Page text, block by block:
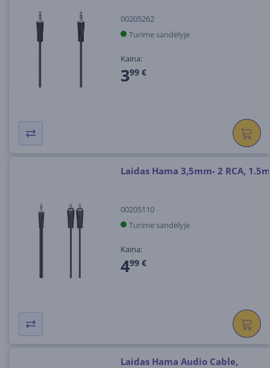
00205262
Turime sandėlyje
Kaina:
399 €
Laidas Hama 3,5mm- 2 RCA, 1.5m
00205110
Turime sandėlyje
Kaina:
499 €
Laidas Hama Audio Cable,